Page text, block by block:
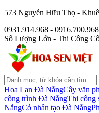
573 Nguyễn Hữu Thọ -
0931.914.968 -
Số Lượng Lớn - Thi Công
Hoa Lan Đà NẵngCây văn
công trình Đà NẵngThi công
NẵngCỏ nhân tạo Đà Nẵng